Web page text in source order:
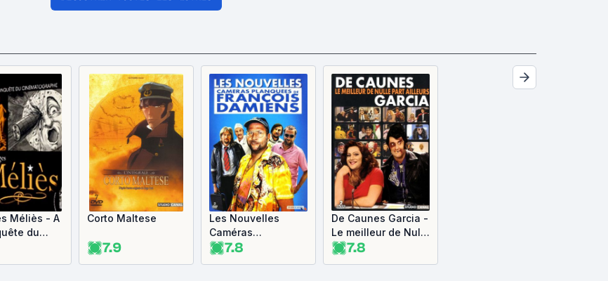
Méliès - A
du
Corto Maltese
7.9
Les Nouvelles
Caméras
planquées de
7.8
De Caunes Garcia -
Le meilleur de Nulle
part ailleurs
7.8